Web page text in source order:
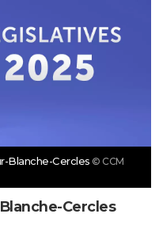
Blanche-Cercles © CCM
Cercles